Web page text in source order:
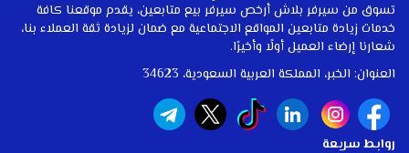
تسوق من سيرفر بلاش أرخص سيرفر بيع متابعين، يقدم موقعنا كافة
خدمات زيادة متابعين المواقع الاجتماعية مع ضمان لزيادة ثقة العملاء بنا،
شعارنا إرضاء العميل أولًا وأخيرًا.
العنوان: الخبر، المملكة العربية السعودية، 34623
روابط سريعة